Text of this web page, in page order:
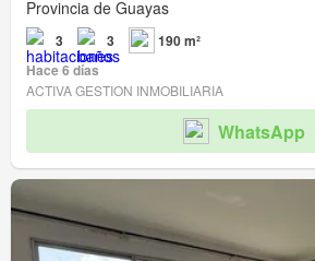
Provincia de Guayas
3 3
190 m²
Hace 6 días
ACTIVA GESTION INMOBILIARIA
WhatsApp